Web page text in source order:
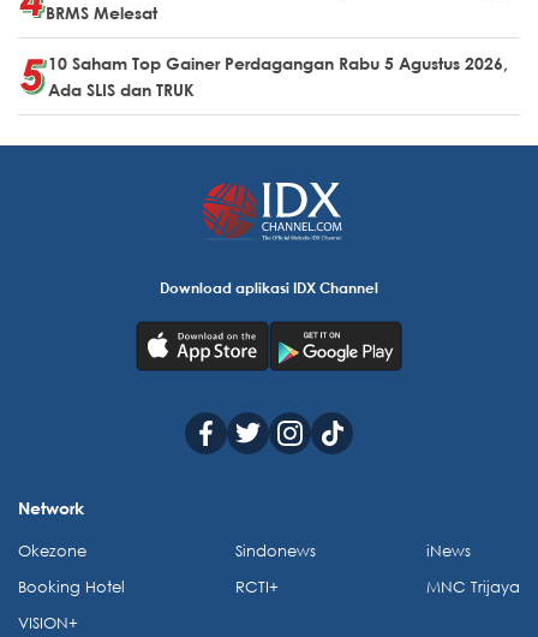
BRMS Melesat
10 Saham Top Gainer Perdagangan Rabu 5 Agustus 2026,
Ada SLIS dan TRUK
Download aplikasi IDX Channel
Network
Okezone
Booking Hotel
VISION+
Sindonews
RCTI+
iNews
MNC Trijaya